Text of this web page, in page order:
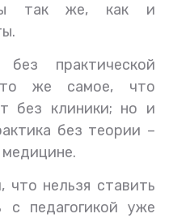
так же, как и
практической
же самое, что
без клиники; но и
без теории –
что нельзя ставить
с педагогикой уже